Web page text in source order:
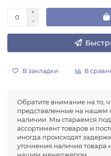
В закладки В
Обратите внимание на то,
представленные на нашем
наличии. Мы стараемся
ассортимент товаров и
иногда происходят
уточнения наличия товара